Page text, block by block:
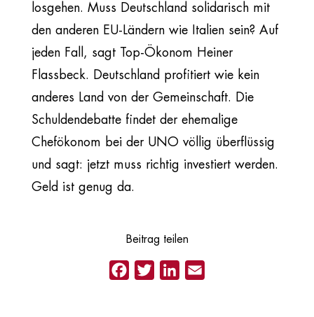
losgehen. Muss Deutschland solidarisch mit
den anderen EU-Ländern wie Italien sein? Auf
jeden Fall, sagt Top-Ökonom Heiner
Flassbeck. Deutschland profitiert wie kein
anderes Land von der Gemeinschaft. Die
Schuldendebatte findet der ehemalige
Chefökonom bei der UNO völlig überflüssig
und sagt: jetzt muss richtig investiert werden.
Geld ist genug da.
Beitrag teilen
Facebook
Twitter LinkedIn